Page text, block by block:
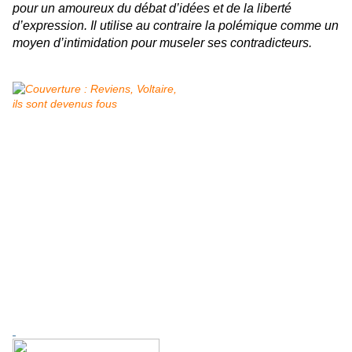
pour un amoureux du débat d’idées et de la liberté
d’expression. Il utilise au contraire la polémique comme un
moyen d’intimidation pour museler ses contradicteurs.